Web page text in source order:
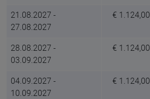
21.08.2027 -
27.08.2027
€ 1.124,00
28.08.2027 -
03.09.2027
€ 1.124,00
04.09.2027 -
10.09.2027
€ 1.124,00